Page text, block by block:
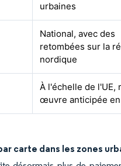
urbaines
National, avec des
retombées sur la
nordique
À l'échelle de l'UE,
œuvre anticipée en
carte dans les zones